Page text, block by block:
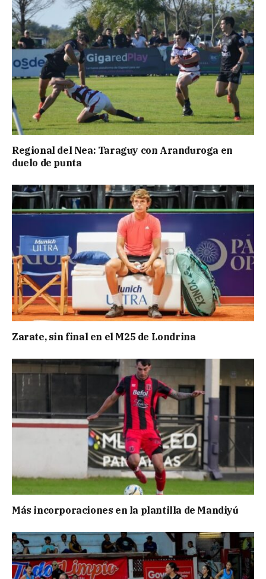
Regional del Nea: Taraguy con Aranduroga en
duelo de punta
Zarate, sin final en el M25 de Londrina
Más incorporaciones en la plantilla de Mandiyú